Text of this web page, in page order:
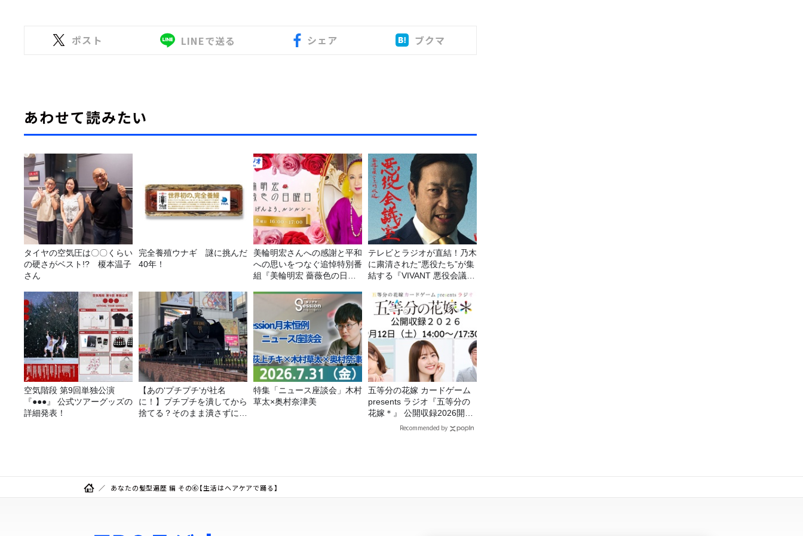
ポスト LINEで送る シェア ブクマ
あわせて読みたい
タイヤの空気圧は〇〇くらい
の硬さがベスト!? 榎本温子
さん
完全養殖ウナギ 謎に挑んだ
40年！
美輪明宏さんへの感謝と平和
への思いをつなぐ追悼特別番
組『美輪明宏 薔薇色の日曜
～』8/9（日）16時放送
テレビとラジオが直結！乃木
に粛清された“悪役たち”が集
結する『VIVANT 悪役会議
空気階段 第9回単独公演
『●●●』 公式ツアーグッズの
詳細発表！
【あの‘プチプチ‘が社名
に！】プチプチを潰してから
捨てる？そのまま潰さずに捨
特集「ニュース座談会」木村
草太×奥村奈津美
五等分の花嫁 カードゲーム
presents ラジオ『五等分の
花嫁＊』 公開収録2026開催
Recommended by
あなたの髪型遍歴 編 その⑥【生活はヘアケアで踊る】